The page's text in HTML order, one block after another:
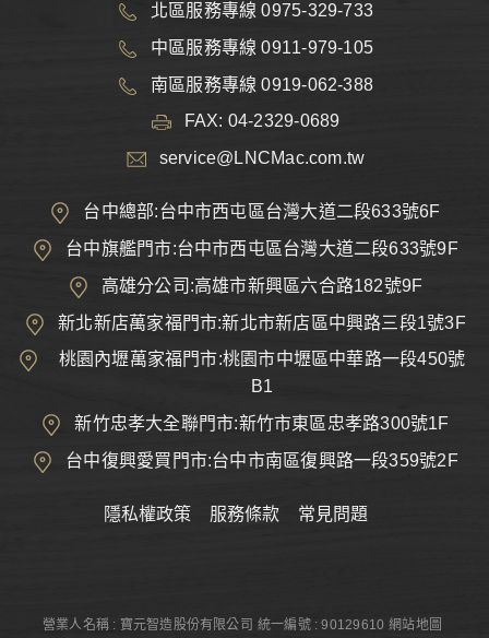
北區服務專線 0975-329-733
中區服務專線 0911-979-105
南區服務專線 0919-062-388
FAX: 04-2329-0689
service@LNCMac.com.tw
台中總部:台中市西屯區台灣大道二段633號6F
台中旗艦門市:台中市西屯區台灣大道二段633號9F
高雄分公司:高雄市新興區六合路182號9F
新北新店萬家福門市:新北市新店區中興路三段1號3F
桃園內壢萬家福門市:桃園市中壢區中華路一段450號
B1
新竹忠孝大全聯門市:新竹市東區忠孝路300號1F
台中復興愛買門市:台中市南區復興路一段359號2F
隱私權政策 服務條款 常見問題
營業人名稱 : 寶元智造股份有限公司 統一編號 : 90129610 網站地圖